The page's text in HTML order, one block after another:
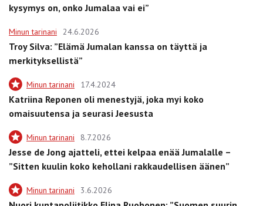
kysymys on, onko Jumalaa vai ei”
Minun tarinani 24.6.2026
Troy Silva: ”Elämä Jumalan kanssa on täyttä ja
merkityksellistä”
Minun tarinani 17.4.2024
Katriina Reponen oli menestyjä, joka myi koko
omaisuutensa ja seurasi Jeesusta
Minun tarinani 8.7.2026
Jesse de Jong ajatteli, ettei kelpaa enää Jumalalle –
”Sitten kuulin koko kehollani rakkaudellisen äänen”
Minun tarinani 3.6.2026